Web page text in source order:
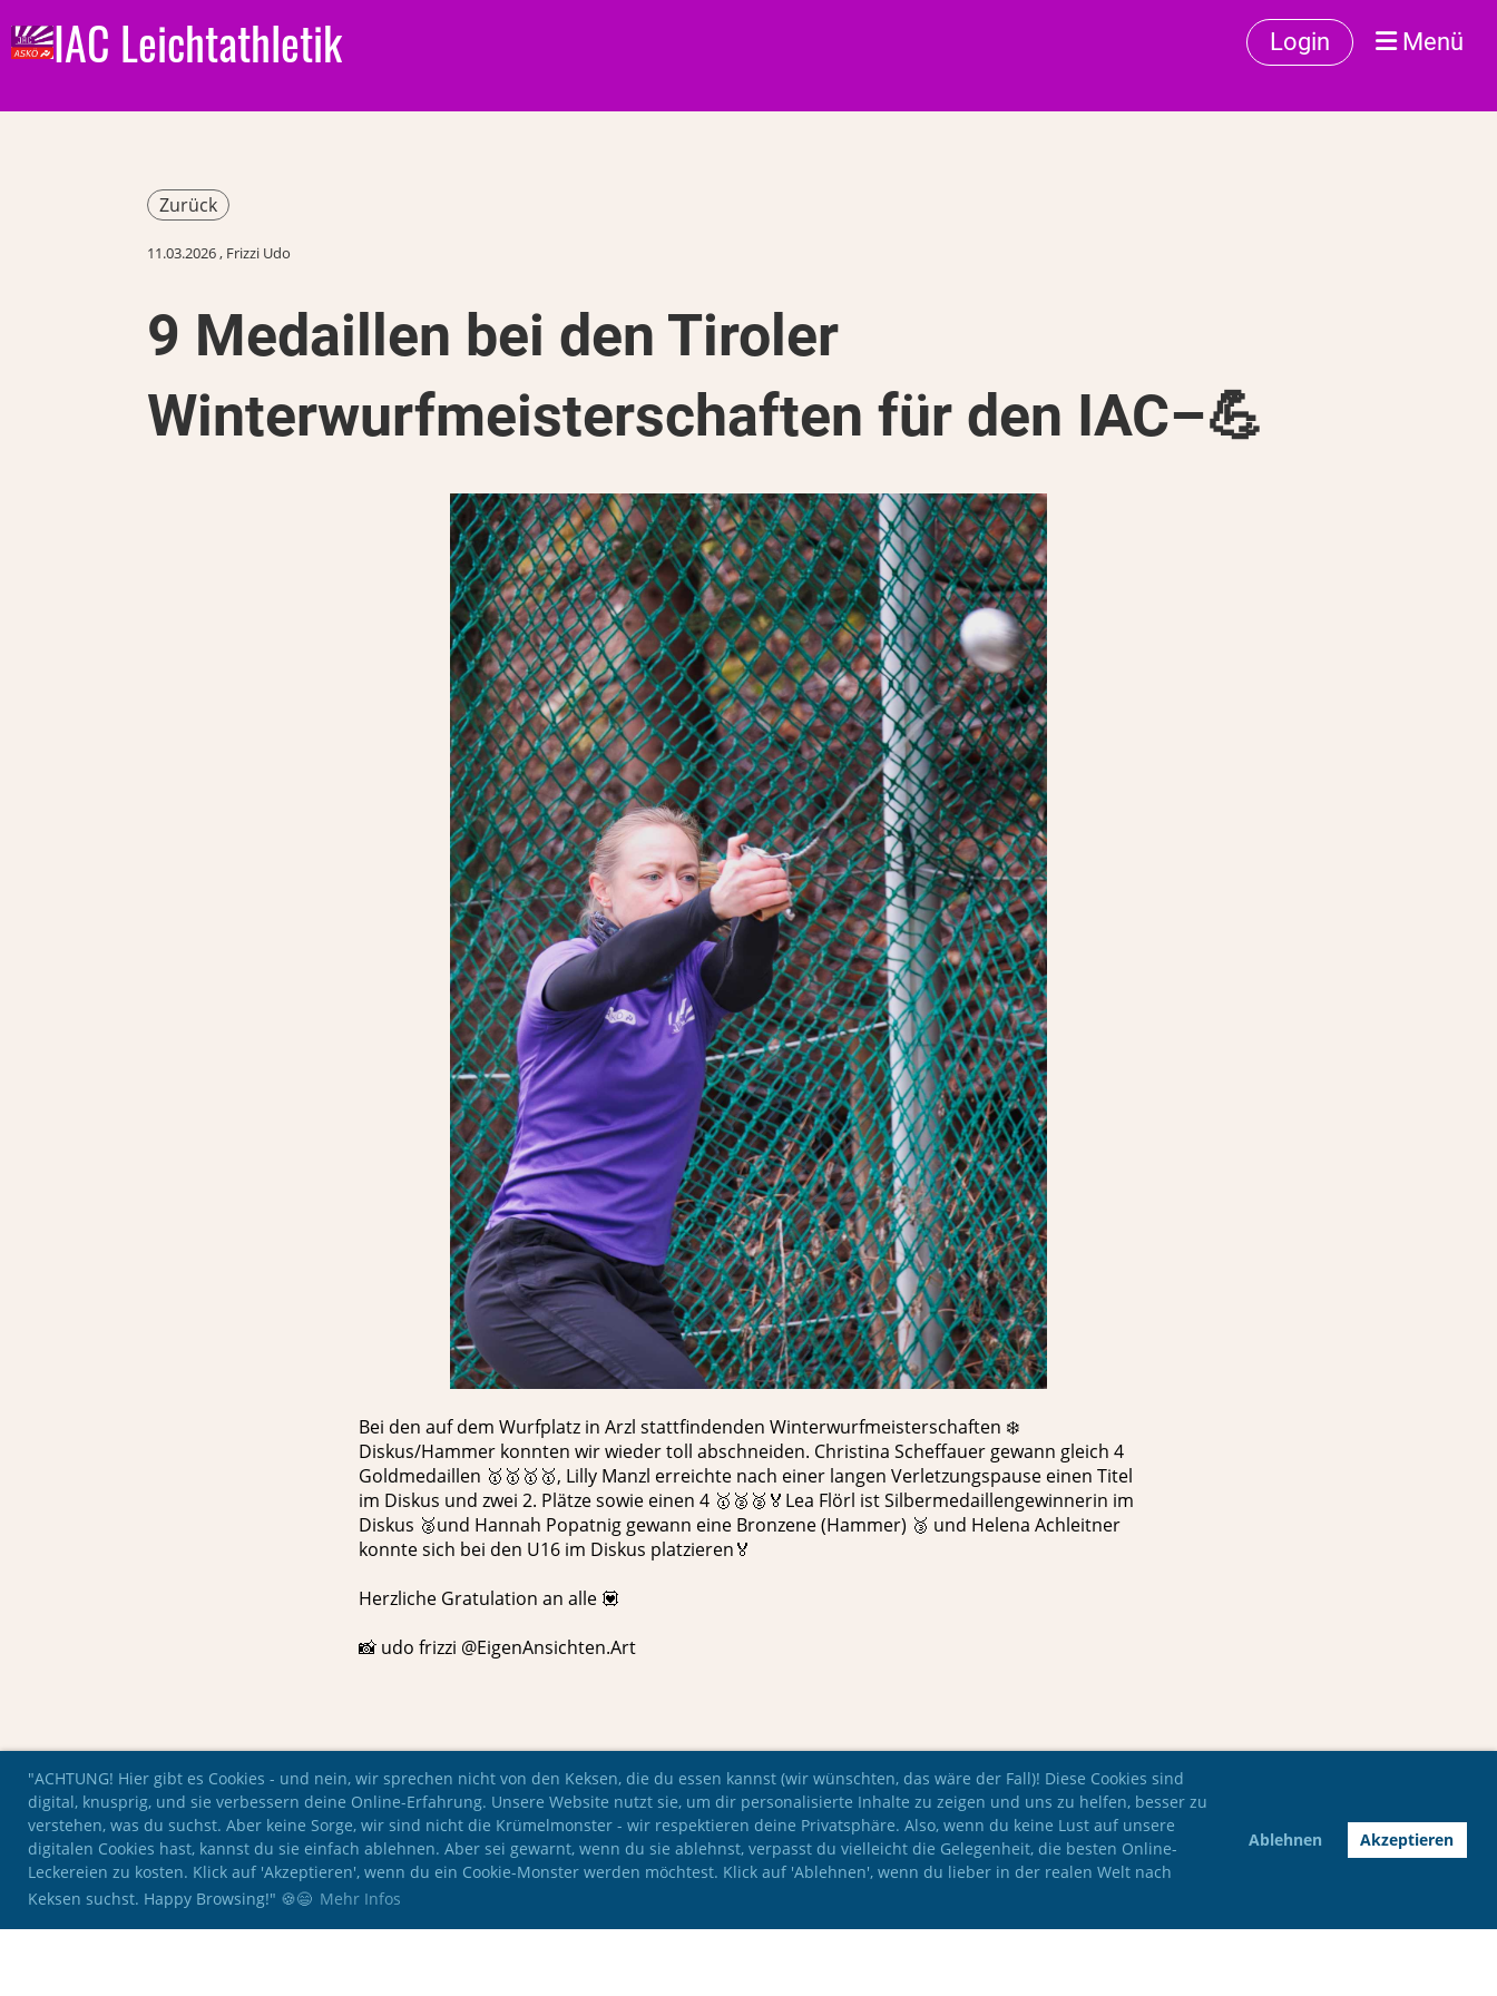
"ACHTUNG! Hier gibt es Cookies - und nein, wir sprechen nicht von den Keksen, die du essen kannst (wir wünschten, das wäre der Fall)! Diese Cookies sind
digital, knusprig, und sie verbessern deine Online-Erfahrung. Unsere Website nutzt sie, um dir personalisierte Inhalte zu zeigen und uns zu helfen, besser zu
verstehen, was du suchst. Aber keine Sorge, wir sind nicht die Krümelmonster - wir respektieren deine Privatsphäre. Also, wenn du keine Lust auf unsere
digitalen Cookies hast, kannst du sie einfach ablehnen. Aber sei gewarnt, wenn du sie ablehnst, verpasst du vielleicht die Gelegenheit, die besten Online-
Leckereien zu kosten. Klick auf 'Akzeptieren', wenn du ein Cookie-Monster werden möchtest. Klick auf 'Ablehnen', wenn du lieber in der realen Welt nach
Keksen suchst. Happy Browsing!" 🍪😄 Mehr Infos
Ablehnen Akzeptieren
IAC Leichtathletik Login Menü
Zurück
11.03.2026, Frizzi Udo
9 Medaillen bei den Tiroler
Winterwurfmeisterschaften für den IAC–💪
Bei den auf dem Wurfplatz in Arzl stattfindenden Winterwurfmeisterschaften ❄️
Diskus/Hammer konnten wir wieder toll abschneiden. Christina Scheffauer gewann gleich 4
Goldmedaillen 🥇🥇🥇🥇, Lilly Manzl erreichte nach einer langen Verletzungspause einen Titel
im Diskus und zwei 2. Plätze sowie einen 4 🥇🥈🥈🏅Lea Flörl ist Silbermedaillengewinnerin im
Diskus 🥈und Hannah Popatnig gewann eine Bronzene (Hammer) 🥉 und Helena Achleitner
konnte sich bei den U16 im Diskus platzieren🏅
Herzliche Gratulation an alle 💟
📸 udo frizzi @EigenAnsichten.Art